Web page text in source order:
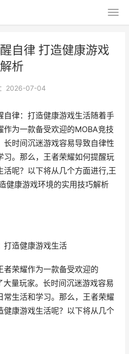
自律 打造健康游戏
析
2026-07-04
自律：打造健康游戏生活随着手
作为一款备受欢迎的MOBA竞技
长时间沉迷游戏容易导致自律性
习。那么，王者荣耀如何提醒玩
活呢？以下将从几个方面进行,王
健康游戏环境的实用技巧解析
打造健康游戏生活
者荣耀作为一款备受欢迎的
大量玩家。长时间沉迷游戏容易
常生活和学习。那么，王者荣耀
健康游戏生活呢？以下将从几个